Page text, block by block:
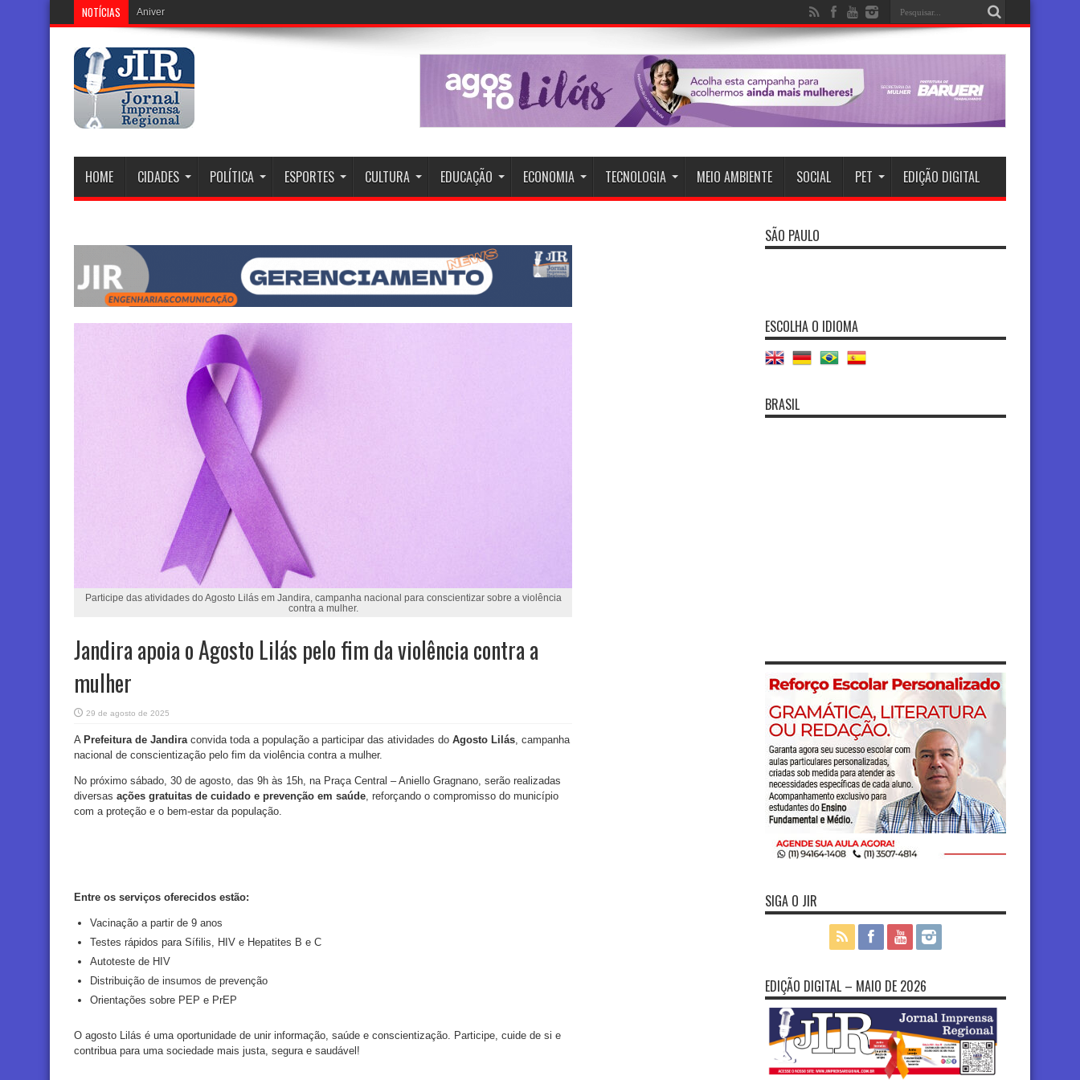
NOTÍCIAS Aniversário de 301 anos do Encontro da
HOME CIDADES POLÍTICA ESPORTES CULTURA EDUCAÇÃO ECONOMIA TECNOLOGIA MEIO AMBIENTE SOCIAL PET EDIÇÃO DIGITAL
Participe das atividades do Agosto Lilás em Jandira, campanha nacional para conscientizar sobre a violência
contra a mulher.
Jandira apoia o Agosto Lilás pelo fim da violência contra a
mulher
29 de agosto de 2025
A Prefeitura de Jandira convida toda a população a participar das atividades do Agosto Lilás , campanha
nacional de conscientização pelo fim da violência contra a mulher.
No próximo sábado, 30 de agosto, das 9h às 15h, na Praça Central – Aniello Gragnano, serão realizadas
diversas ações gratuitas de cuidado e prevenção em saúde , reforçando o compromisso do município
com a proteção e o bem-estar da população.
Entre os serviços oferecidos estão:
Vacinação a partir de 9 anos
Testes rápidos para Sífilis, HIV e Hepatites B e C
Autoteste de HIV
Distribuição de insumos de prevenção
Orientações sobre PEP e PrEP
O agosto Lilás é uma oportunidade de unir informação, saúde e conscientização. Participe, cuide de si e
contribua para uma sociedade mais justa, segura e saudável!
SÃO PAULO
ESCOLHA O IDIOMA
BRASIL
SIGA O JIR
EDIÇÃO DIGITAL – MAIO DE 2026